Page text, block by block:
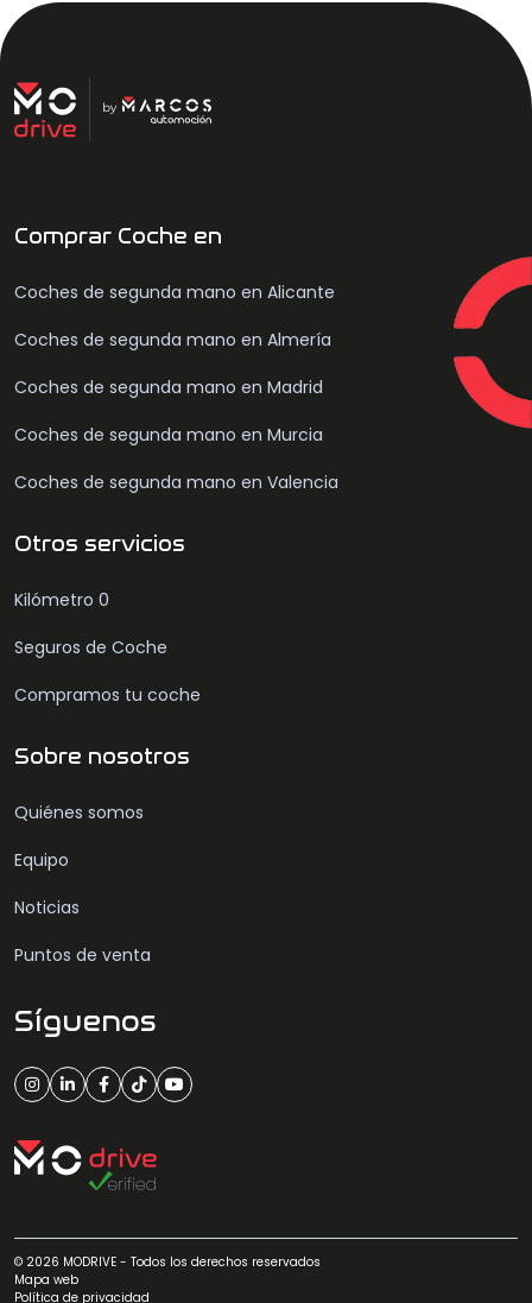
Comprar Coche en
Coches de segunda mano en Alicante
Coches de segunda mano en Almería
Coches de segunda mano en Madrid
Coches de segunda mano en Murcia
Coches de segunda mano en Valencia
Otros servicios
Kilómetro 0
Seguros de Coche
Compramos tu coche
Sobre nosotros
Quiénes somos
Equipo
Noticias
Puntos de venta
Síguenos
© 2026 MODRIVE - Todos los derechos reservados
Mapa web
Política de privacidad